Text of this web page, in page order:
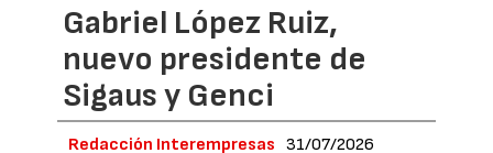
Gabriel López Ruiz,
nuevo presidente de
Sigaus y Genci
Redacción Interempresas 31/07/2026